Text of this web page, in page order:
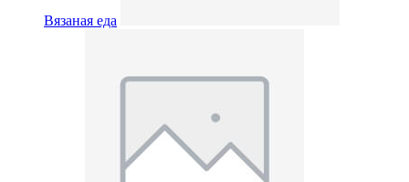
Вязаная еда